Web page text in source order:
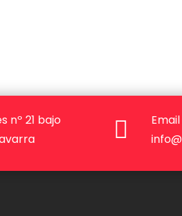
nº 21 bajo
Email